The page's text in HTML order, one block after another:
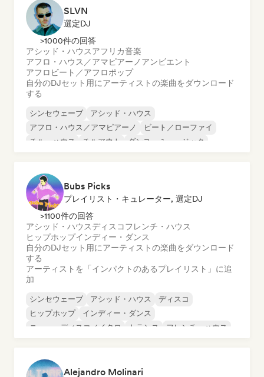
SLVN
選定DJ
>1000件の回答
アシッド・ハウスアフリカ音楽
アフロ・ハウス／アマピアーノ アンビエント
アフロビート／アフロポップ
自分のDJセット用にアーティストの楽曲をダウンロード
する
シンセウェーブ
アシッド・ハウス
アフロ・ハウス／アマピアーノ
ビート／ローファイ
チル・ハウス
チルアウト
ダンス・ミュージック
Bubs Picks
プレイリスト・キュレーター, 選定DJ
>1100件の回答
アシッド・ハウスディスコフレンチ・ハウス
ヒップホップインディー・ダンス
自分のDJセット用にアーティストの楽曲をダウンロード
する
アーティストを「インパクトのあるプレイリスト」に追
加
シンセウェーブ アシッド・ハウス
ディスコ
ヒップホップ
インディー・ダンス
ニュー・ディスコ／イタロ
トランス フレンチ・ハウス
Alejandro Molinari